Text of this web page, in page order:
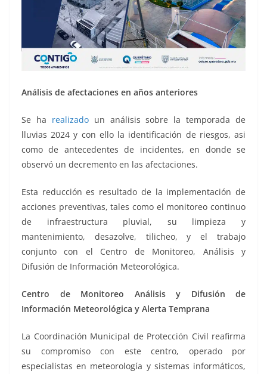
Análisis de afectaciones en años anteriores
Se ha realizado un análisis sobre la temporada de
lluvias 2024 y con ello la identificación de riesgos, asi
como de antecedentes de incidentes, en donde se
observó un decremento en las afectaciones.
Esta reducción es resultado de la implementación de
acciones preventivas, tales como el monitoreo continuo
de infraestructura pluvial, su limpieza y
mantenimiento, desazolve, tilicheo, y el trabajo
conjunto con el Centro de Monitoreo, Análisis y
Difusión de Información Meteorológica.
Centro de Monitoreo Análisis y Difusión de
Información Meteorológica y Alerta Temprana
La Coordinación Municipal de Protección Civil reafirma
su compromiso con este centro, operado por
especialistas en meteorología y sistemas informáticos,